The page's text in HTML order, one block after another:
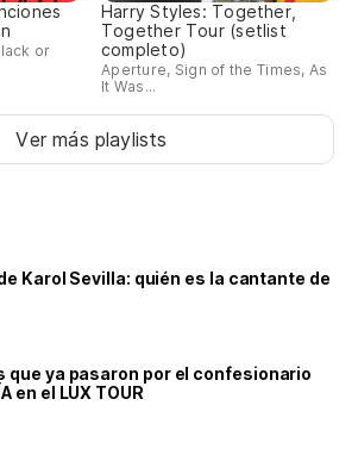
or
Harry Styles: Together,
Together Tour (setlist
completo)
Aperture, Sign of the Times, As
It Was...
Ver más playlists
Karol Sevilla: quién es la cantante de
que ya pasaron por el confesionario
en el LUX TOUR